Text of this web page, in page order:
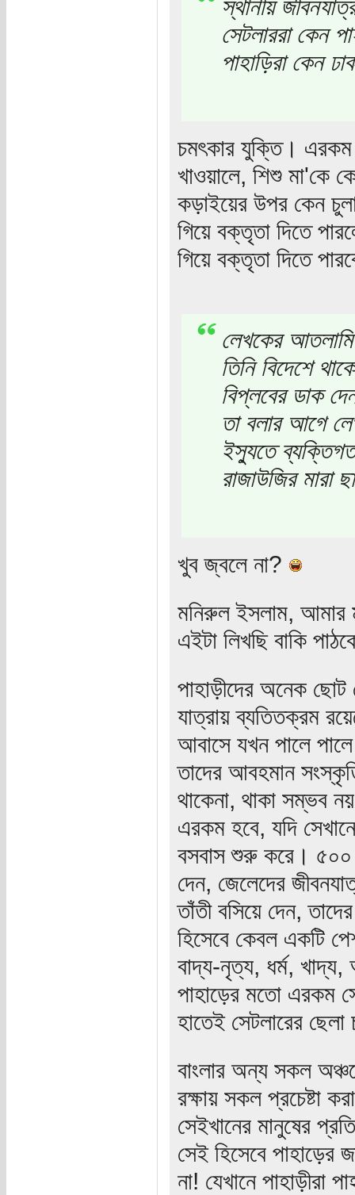
স্থানীয়
সেটলাররা কেন
পাহাড়িরা কেন
চমৎকার যুক্তি।
খাওয়ালে, শিশু মা'কে
কড়াইয়ের উপর কেন চুলা
গিয়ে বক্তৃতা দিতে
গিয়ে বক্তৃতা দিতে
লেখকের আতলামি
তিনি বিদেশে
বিপ্লবের ডাক
তা বলার আগে
ইস্যুতে
রাজাউজির মারা
খুব জ্বলে না?
মনিরুল ইসলাম, আমার
এইটা লিখছি বাকি
পাহাড়ীদের অনেক
যাত্রায় ব্যতিতক্রম
আবাসে যখন পালে
তাদের আবহমান
থাকেনা, থাকা সম্ভব
এরকম হবে, যদি
বসবাস শুরু করে। ৫০০
দেন, জেলেদের
তাঁতী বসিয়ে দেন,
হিসেবে কেবল একটি
বাদ্য-নৃত্য, ধর্ম,
পাহাড়ের মতো এরকম
হাতেই সেটলারের
বাংলার অন্য সকল
রক্ষায় সকল প্রচেষ্টা
সেইখানের মানুষের
সেই হিসেবে
না! যেখানে পাহাড়ীরা